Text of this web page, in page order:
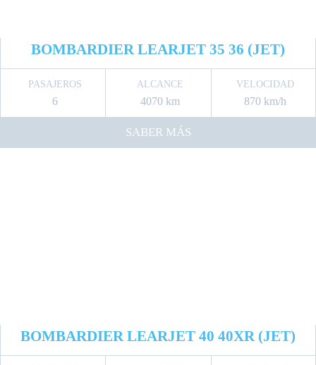
BOMBARDIER LEARJET 35 36 (JET)
PASAJEROS
6
ALCANCE
4070 km
VELOCIDAD
870 km/h
SABER MÁS
BOMBARDIER LEARJET 40 40XR (JET)